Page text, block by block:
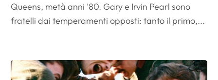
Queens, metà anni ’80. Gary e Irvin Pearl sono
fratelli dai temperamenti opposti: tanto il primo,...